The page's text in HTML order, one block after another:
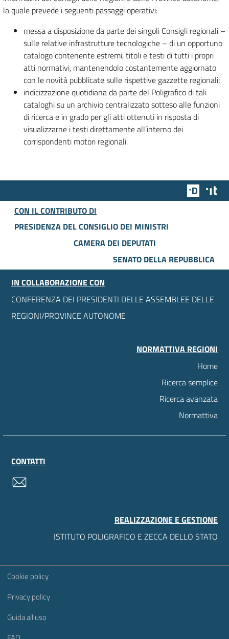
la quale prevede i seguenti passaggi operativi:
messa a disposizione da parte dei singoli Consigli regionali –
sulle relative infrastrutture tecnologiche – di un opportuno
catalogo contenente estremi, titoli e testi di tutti i propri
atti normativi, mantenendolo costantemente aggiornato
con le novità pubblicate sulle rispettive gazzette regionali;
indicizzazione quotidiana da parte del Poligrafico di tali
cataloghi su un archivio centralizzato sotteso alle funzioni
di ricerca e in grado per gli atti ottenuti in risposta di
visualizzarne i testi direttamente all’interno dei
corrispondenti motori regionali.
Team
CON IL CONTRIBUTO DI
PRESIDENZA DEL CONSIGLIO DEI MINISTRI
CAMERA DEI DEPUTATI
SENATO DELLA REPUBBLICA
IN COLLABORAZIONE CON
CONFERENZA DEI PRESIDENTI DELLE ASSEMBLEE DELLE
REGIONI/PROVINCE AUTONOME
NORMATTIVA REGIONI
Home
Ricerca semplice
Ricerca avanzata
Normattiva
CONTATTI
REALIZZAZIONE E GESTIONE
ISTITUTO POLIGRAFICO E ZECCA DELLO STATO
Sezione Link Utili
Cookie policy
Privacy policy
Guida all'uso